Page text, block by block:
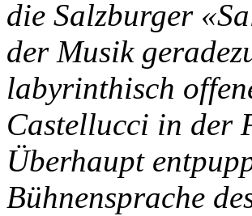
die Salzburger
der Musik
labyrinthisch
Castellucci in der
Überhaupt
Bühnensprache